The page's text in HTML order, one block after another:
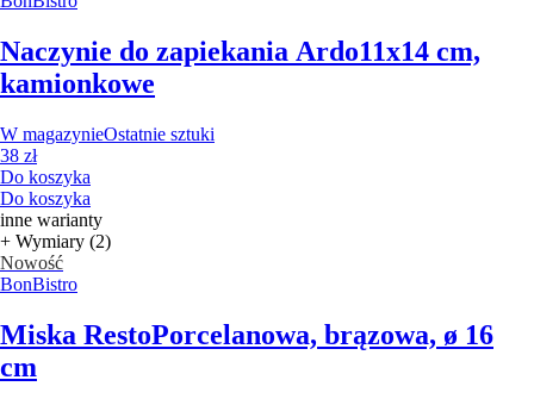
Naczynie do zapiekania Ardo11x14 cm,
kamionkowe
W magazynieOstatnie sztuki
38 zł
Do koszyka
Do koszyka
inne warianty
+ Wymiary (2)
Nowość
BonBistro
Miska RestoPorcelanowa, brązowa, ø 16
cm